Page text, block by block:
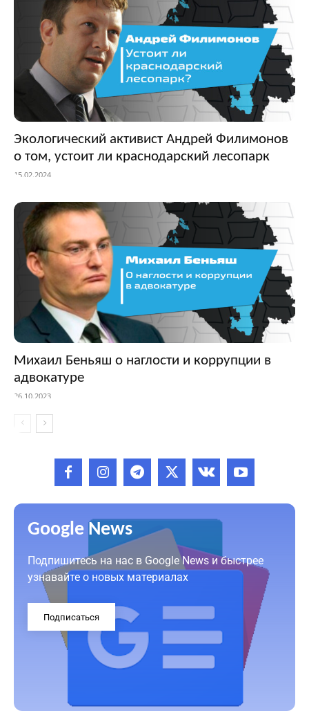
Экологический активист Андрей Филимонов
о том, устоит ли краснодарский лесопарк
15.02.2024
Михаил Беньяш о наглости и коррупции в
адвокатуре
26.10.2023
Google News
Подпишитесь на нас в Google News и быстрее
узнавайте о новых материалах
Подписаться